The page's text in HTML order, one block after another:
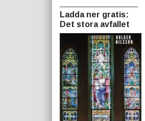
Ladda ner gratis:
Det stora avfallet